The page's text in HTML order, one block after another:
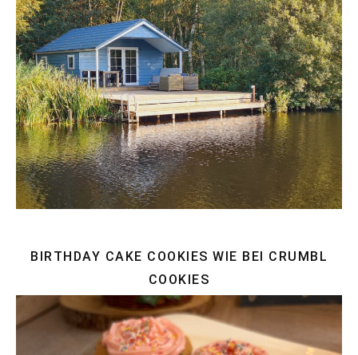
BIRTHDAY CAKE COOKIES WIE BEI CRUMBL
COOKIES